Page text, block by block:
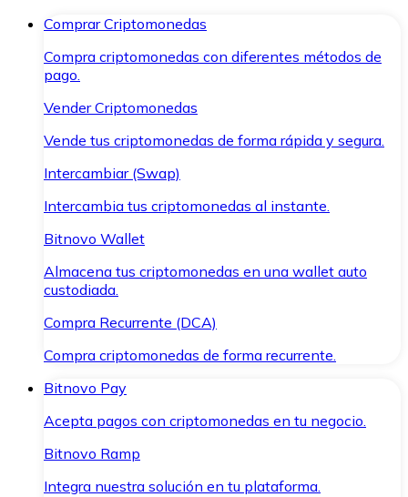
Comprar Criptomonedas
Compra criptomonedas con diferentes métodos de
pago.
Vender Criptomonedas
Vende tus criptomonedas de forma rápida y segura.
Intercambiar (Swap)
Intercambia tus criptomonedas al instante.
Bitnovo Wallet
Almacena tus criptomonedas en una wallet auto
custodiada.
Compra Recurrente (DCA)
Compra criptomonedas de forma recurrente.
Bitnovo Pay
Acepta pagos con criptomonedas en tu negocio.
Bitnovo Ramp
Integra nuestra solución en tu plataforma.